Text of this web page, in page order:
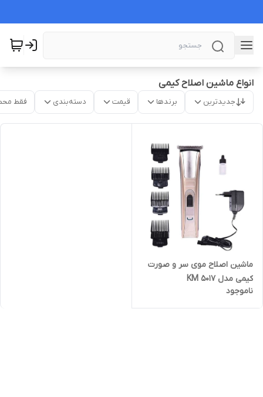
انواع ماشین اصلاح کیمی
جدیدترین برندها قیمت دسته‌بندی فقط
ماشین اصلاح موی سر و صورت
کیمی مدل KM 5017
ناموجود